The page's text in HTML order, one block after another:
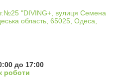
"DIVING+, вулиця Семена
область, 65025, Одеса,
до 17:00
роботи